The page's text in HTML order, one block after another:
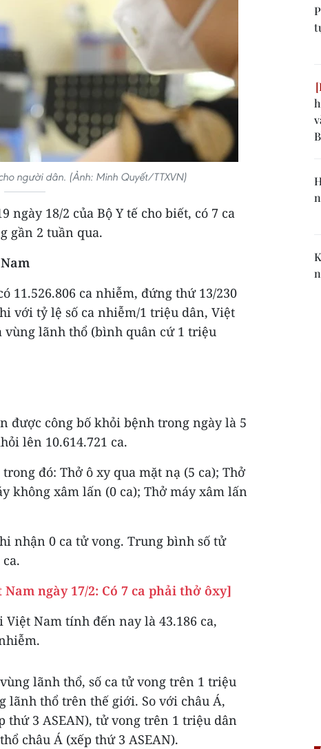
người dân. (Ảnh: Minh Quyết/TTXVN)
ngày 18/2 của Bộ Y tế cho biết, có 7 ca
gần 2 tuần qua.
11.526.806 ca nhiễm, đứng thứ 13/230
với tỷ lệ số ca nhiễm/1 triệu dân, Việt
vùng lãnh thổ (bình quân cứ 1 triệu
được công bố khỏi bệnh trong ngày là 5
lên 10.614.721 ca.
trong đó: Thở ô xy qua mặt nạ (5 ca); Thở
không xâm lấn (0 ca); Thở máy xâm lấn
nhận 0 ca tử vong. Trung bình số tử
ngày 17/2: Có 7 ca phải thở ôxy]
Việt Nam tính đến nay là 43.186 ca,
lãnh thổ, số ca tử vong trên 1 triệu
lãnh thổ trên thế giới. So với châu Á,
thứ 3 ASEAN), tử vong trên 1 triệu dân
châu Á (xếp thứ 3 ASEAN).